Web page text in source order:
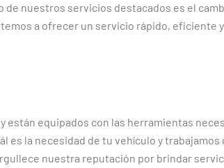
nuestros servicios destacados es el
a ofrecer un servicio rápido, eficiente y
equipados con las herramientas
es la necesidad de tu vehículo y trabajamos
nuestra reputación por brindar